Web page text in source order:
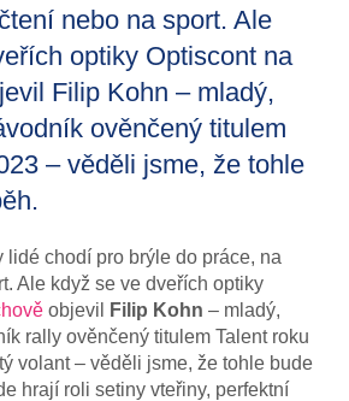
nebo na sport. Ale
optiky Optiscont na
Filip Kohn – mladý,
ověnčený titulem
– věděli jsme, že tohle
lidé chodí pro brýle do práce, na
Ale když se ve dveřích optiky
objevil Filip Kohn – mladý,
rally ověnčený titulem Talent roku
volant – věděli jsme, že tohle bude
hrají roli setiny vteřiny, perfektní